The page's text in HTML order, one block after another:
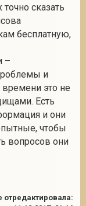
сказать
бесплатную,
–
и
это не
Есть
и они
чтобы
вопросов они